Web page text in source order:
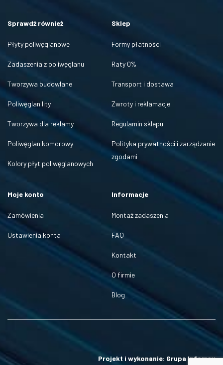
Sprawdź również
Płyty poliwęglanowe
Zadaszenia z poliwęglanu
Tworzywa budowlane
Poliwęglan lity
Tworzywa dla reklamy
Poliwęglan komorowy
Kolory płyt poliwęglanowych
Moje konto
Zamówienia
Ustawienia konta
Sklep
Formy płatności
Raty 0%
Transport i dostawa
Zwroty i reklamacje
Regulamin sklepu
Polityka prywatności i zarządzanie
zgodami
Informacje
Montaż zadaszenia
FAQ
Kontakt
O firmie
Blog
Projekt i wykonanie: Grupa Infomax